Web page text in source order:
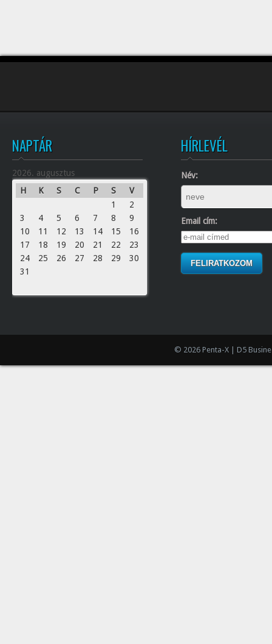
NAPTÁR
2026. augusztus
H
K S C P S
V
1
2
3
4 5 6 7 8
9
10
11 12 13 14 15
16
17
18 19 20 21 22
23
24
25 26 27 28 29
30
31
HÍRLEVÉL
Név:
Email cím:
© 2026 Penta-X | D5